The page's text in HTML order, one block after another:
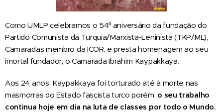
Como UMLP celebramos o 54º aniversário da fundação do
Partido Comunista da Turquia/Marxista-Leninista (TKP/ML),
Camaradas membro da ICOR, e presta homenagem ao seu
imortal fundador, o Camarada Ibrahim Kaypakkaya.
Aos 24 anos, Kaypakkaya foi torturado até à morte nas
masmorras do Estado fascista turco porém, o seu trabalho
continua hoje em dia na luta de classes por todo o Mundo.